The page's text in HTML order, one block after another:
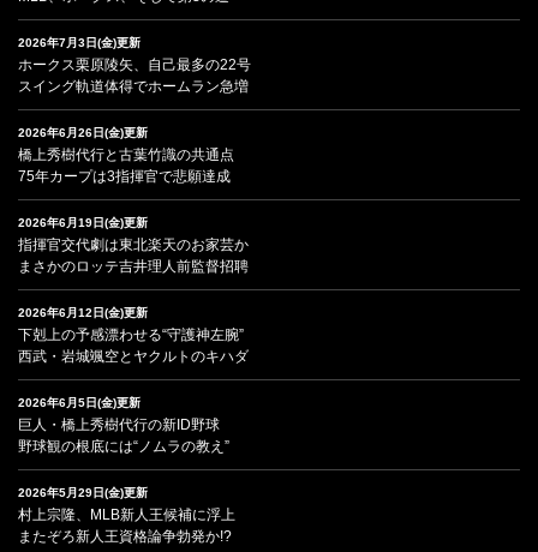
2026年7月3日(金)更新
ホークス栗原陵矢、自己最多の22号
スイング軌道体得でホームラン急増
2026年6月26日(金)更新
橋上秀樹代行と古葉竹識の共通点
75年カープは3指揮官で悲願達成
2026年6月19日(金)更新
指揮官交代劇は東北楽天のお家芸か
まさかのロッテ吉井理人前監督招聘
2026年6月12日(金)更新
下剋上の予感漂わせる“守護神左腕”
西武・岩城颯空とヤクルトのキハダ
2026年6月5日(金)更新
巨人・橋上秀樹代行の新ID野球
野球観の根底には“ノムラの教え”
2026年5月29日(金)更新
村上宗隆、MLB新人王候補に浮上
またぞろ新人王資格論争勃発か!?